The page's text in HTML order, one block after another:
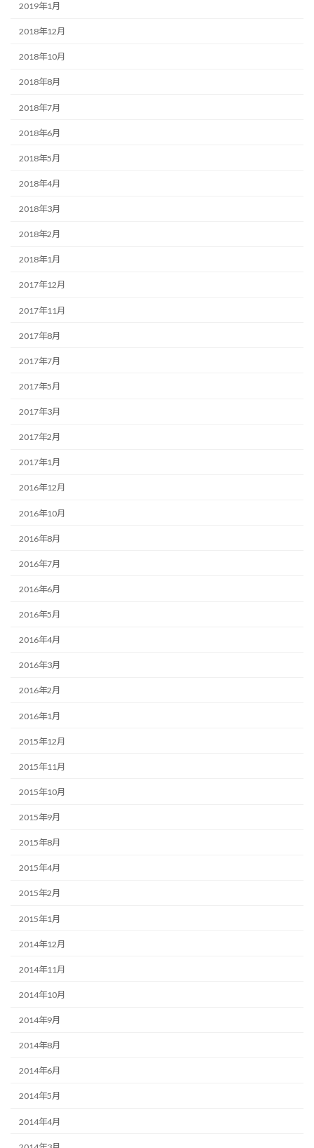
2019年1月
2018年12月
2018年10月
2018年8月
2018年7月
2018年6月
2018年5月
2018年4月
2018年3月
2018年2月
2018年1月
2017年12月
2017年11月
2017年8月
2017年7月
2017年5月
2017年3月
2017年2月
2017年1月
2016年12月
2016年10月
2016年8月
2016年7月
2016年6月
2016年5月
2016年4月
2016年3月
2016年2月
2016年1月
2015年12月
2015年11月
2015年10月
2015年9月
2015年8月
2015年4月
2015年2月
2015年1月
2014年12月
2014年11月
2014年10月
2014年9月
2014年8月
2014年6月
2014年5月
2014年4月